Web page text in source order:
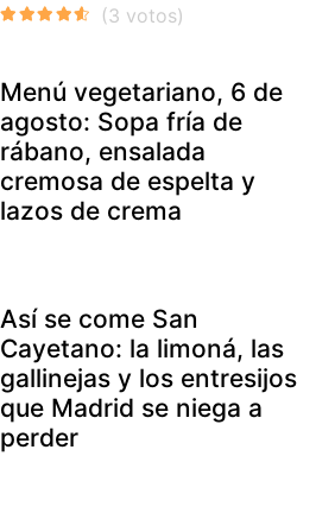
Menú vegetariano, 6 de
agosto: Sopa fría de
rábano, ensalada
cremosa de espelta y
lazos de crema
Así se come San
Cayetano: la limoná, las
gallinejas y los entresijos
que Madrid se niega a
perder